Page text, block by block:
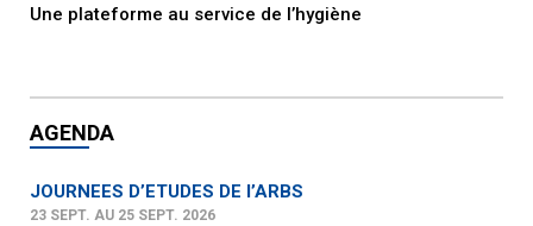
Une plateforme au service de l’hygiène
AGENDA
JOURNEES D’ETUDES DE l’ARBS
23 SEPT. AU 25 SEPT. 2026